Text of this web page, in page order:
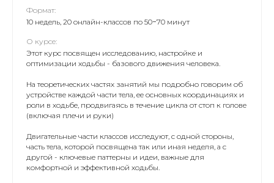
Формат:
10 недель, 20 онлайн-классов по 50−70 минут
О курсе:
Этот курс посвящен исследованию, настройке и
оптимизации ходьбы - базового движения человека.
На теоретических частях занятий мы подробно говорим об
устройстве каждой части тела, ее основных координациях и
роли в ходьбе, продвигаясь в течение цикла от стоп к голове
(включая плечи и руки)
Двигательные части классов исследуют, с одной стороны,
часть тела, которой посвящена так или иная неделя, а с
другой - ключевые паттерны и идеи, важные для
комфортной и эффективной ходьбы.